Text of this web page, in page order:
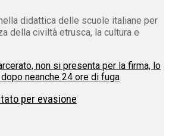
didattica delle scuole italiane per
della civiltà etrusca, la cultura e
per evasione